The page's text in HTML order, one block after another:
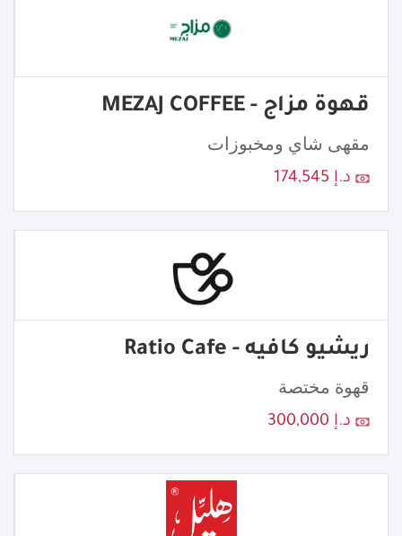
قهوة مزاج - MEZAJ COFFEE
مقهى شاي ومخبوزات
د.إ 174,545
ريشيو كافيه - Ratio Cafe
قهوة مختصة
د.إ 300,000